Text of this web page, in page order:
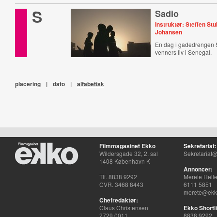
S Sadio
Instruktør: Steffen
Johansen
En dag i gadedrengen
venners liv i Senegal.
placering | dato | alfabetisk
Filmmagasinet Ekko
Wildersgade 32, 2. sal
1408 København K
Tlf. 8838 9292
CVR. 3468 8443
Chefredaktør:
Claus Christensen
2729 0011
Sekretariat:
Annoncer:
Merete
6111 5851
Ekko
8838 9292